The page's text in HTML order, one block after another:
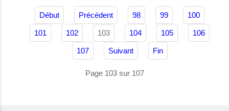
Début Précédent 98 99 100
101 102 103 104 105 106
107 Suivant Fin
Page 103 sur 107